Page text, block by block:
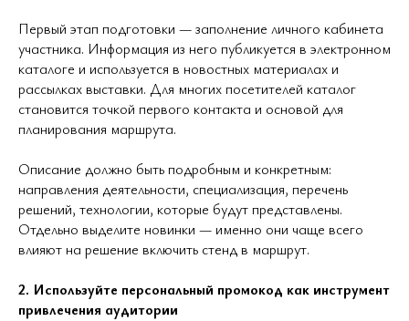
Первый этап подготовки — заполнение личного кабинета
участника. Информация из него публикуется в электронном
каталоге и используется в новостных материалах и
рассылках выставки. Для многих посетителей каталог
становится точкой первого контакта и основой для
планирования маршрута.
Описание должно быть подробным и конкретным:
направления деятельности, специализация, перечень
решений, технологии, которые будут представлены.
Отдельно выделите новинки — именно они чаще всего
влияют на решение включить стенд в маршрут.
2. Используйте персональный промокод как инструмент
привлечения аудитории